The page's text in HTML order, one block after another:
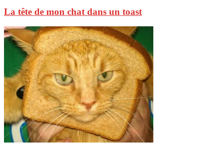
La tête de mon chat dans un toast